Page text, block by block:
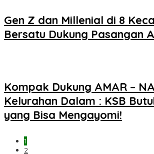
Gen Z dan Millenial di 8
Bersatu Dukung Pasangan
Kompak Dukung AMAR –
Kelurahan Dalam : KSB
yang Bisa Mengayomi!
1
2